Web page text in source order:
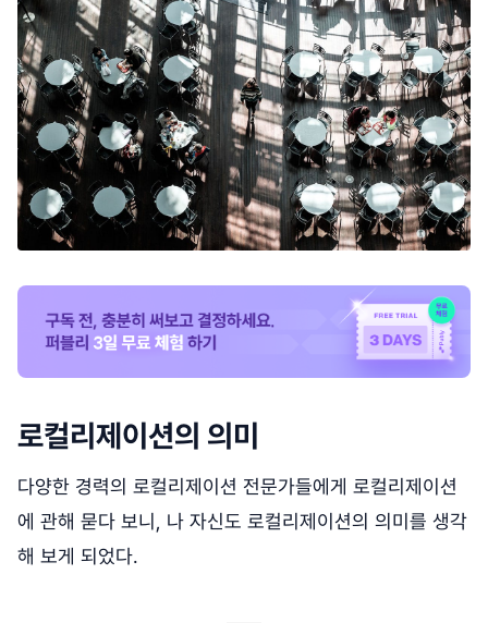
로컬리제이션의 의미
다양한 경력의 로컬리제이션 전문가들에게 로컬리제이션
에 관해 묻다 보니, 나 자신도 로컬리제이션의 의미를 생각
해 보게 되었다.